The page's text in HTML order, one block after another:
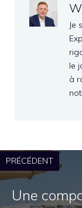
Je
le
à
PRÉCÉDENT
Une